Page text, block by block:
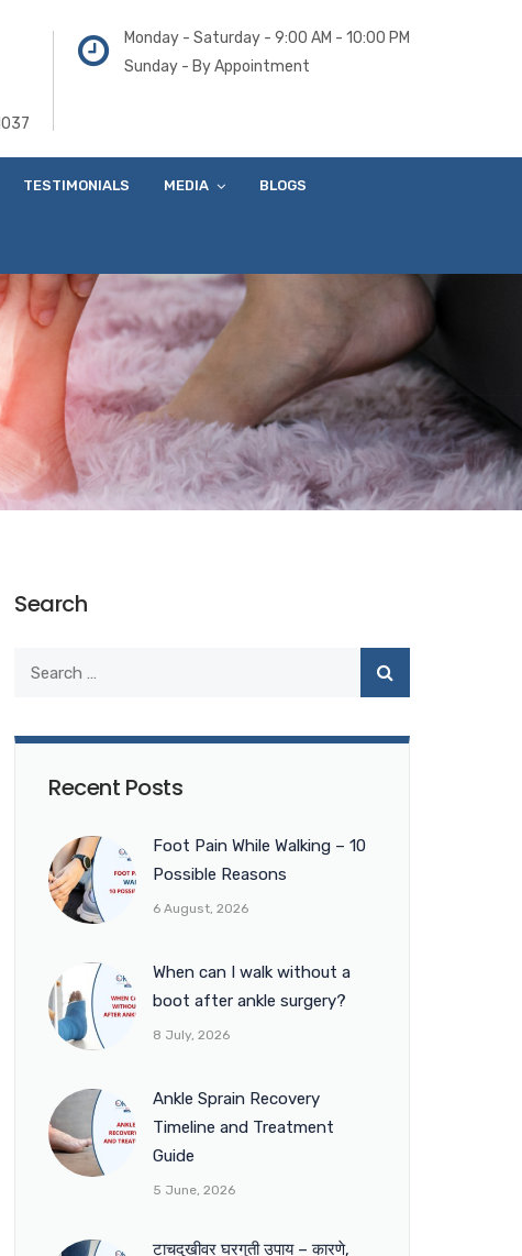
Monday - Saturday - 9:00 AM - 10:00 PM
Sunday - By Appointment
TESTIMONIALS MEDIA BLOGS
Search
Recent Posts
Foot Pain While Walking – 10
Possible Reasons
6 August, 2026
When can I walk without a
boot after ankle surgery?
8 July, 2026
Ankle Sprain Recovery
Timeline and Treatment
Guide
5 June, 2026
टाचदुखीवर घरगुती उपाय – कारणे,